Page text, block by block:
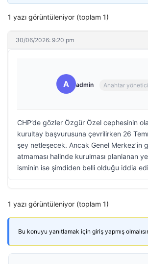
1 yazı görüntüleniyor (toplam 1)
30/06/2026: 9:20 pm
A admin Anahtar yönetici
CHP’de gözler Özgür Özel cephesinin
kurultay başvurusuna çevrilirken 26
şey netleşecek. Ancak Genel Merkez’in
atmaması halinde kurulması planlanan
isminin ise şimdiden belli olduğu iddia
1 yazı görüntüleniyor (toplam 1)
Bu konuyu yanıtlamak için giriş yapmış